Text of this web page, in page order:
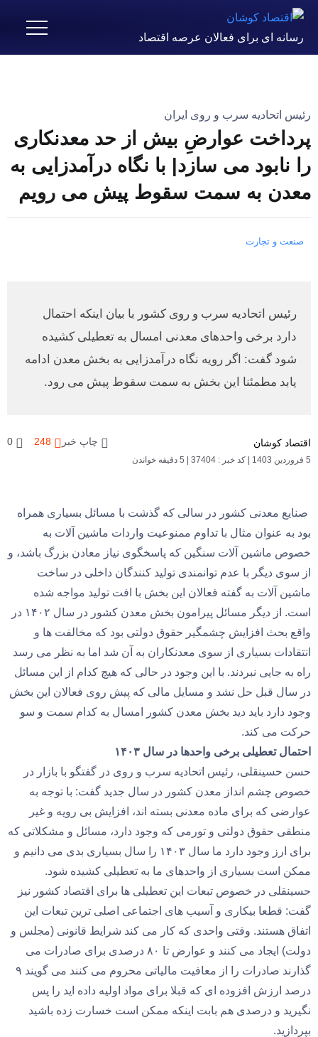
رسانه ای برای فعالان عرصه اقتصاد
رئیس اتحادیه سرب و روی ایران
پرداخت عوارضِ بیش از حد معدنکاری
را نابود می سازد| با نگاه درآمدزایی به
معدن به سمت سقوط پیش می رویم
صنعت و تجارت
رئیس اتحادیه سرب و روی کشور با بیان اینکه احتمال
دارد برخی واحدهای معدنی امسال به تعطیلی کشیده
شود گفت: اگر رویه نگاه درآمدزایی به بخش معدن ادامه
یابد مطمئنا این بخش به سمت سقوط پیش می رود.
اقتصاد کوشان
5 فروردین 1403 | کد خبر : 37404 | 5 دقیقه خواندن
چاپ خبر 248
0
صنایع معدنی کشور در سالی که گذشت با مسائل بسیاری همراه
بود به عنوان مثال با تداوم ممنوعیت واردات ماشین آلات به
خصوص ماشین آلات سنگین که پاسخگوی نیاز معادن بزرگ باشد، و
از سوی دیگر با عدم توانمندی تولید کنندگان داخلی در ساخت
ماشین آلات به گفته فعالان این بخش با افت تولید مواجه شده
است. از دیگر مسائل پیرامون بخش معدن کشور در سال ۱۴۰۲ در
واقع بحث افزایش چشمگیر حقوق دولتی بود که مخالفت ها و
انتقادات بسیاری از سوی معدنکاران به آن شد اما به نظر می رسد
راه به جایی نبردند. با این وجود در حالی که هیچ کدام از این مسائل
در سال قبل حل نشد و مسایل مالی که پیش روی فعالان این بخش
وجود دارد باید دید بخش معدن کشور امسال به کدام سمت و سو
حرکت می کند.
احتمال تعطیلی برخی واحدها در سال ۱۴۰۳
حسن حسینقلی، رئیس اتحادیه سرب و روی در گفتگو با بازار در
خصوص چشم انداز معدن کشور در سال جدید گفت: با توجه به
عوارضی که برای ماده معدنی بسته اند، افزایش بی رویه و غیر
منطقی حقوق دولتی و تورمی که وجود دارد، مسائل و مشکلاتی که
برای ارز وجود دارد ما سال ۱۴۰۳ را سال بسیاری بدی می دانیم و
ممکن است بسیاری از واحدهای ما به تعطیلی کشیده شود.
حسینقلی در خصوص تبعات این تعطیلی ها برای اقتصاد کشور نیز
گفت: قطعا بیکاری و آسیب های اجتماعی اصلی ترین تبعات این
اتفاق هستند. وقتی واحدی که کار می کند شرایط قانونی (مجلس و
دولت) ایجاد می کنند و عوارض تا ۸۰ درصدی برای صادرات می
گذارند صادرات را از معافیت مالیاتی محروم می کنند می گویند ۹
درصد ارزش افزوده ای که قبلا برای مواد اولیه داده اید را پس
نگیرید و درصدی هم بابت اینکه ممکن است خسارت زده باشید
بپردازید.